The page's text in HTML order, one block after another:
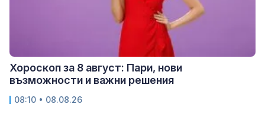
Хороскоп за 8 август: Пари, нови
възможности и важни решения
08:10 • 08.08.26